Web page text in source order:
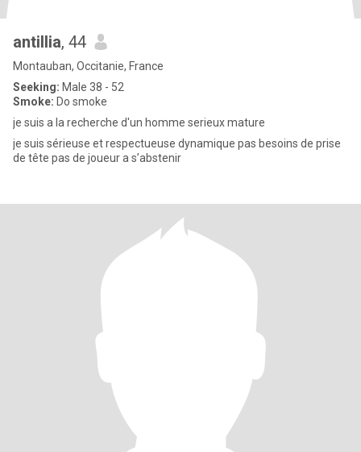
antillia, 44
Montauban, Occitanie, France
Seeking: Male 38 - 52
Smoke: Do smoke
je suis a la recherche d'un homme serieux mature
je suis sérieuse et respectueuse dynamique pas besoins de prise
de tête pas de joueur a s’abstenir